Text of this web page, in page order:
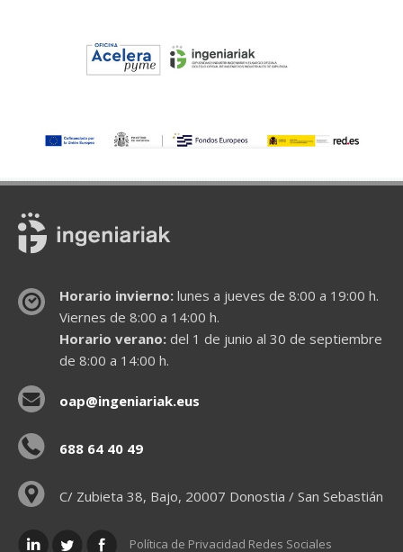
Horario invierno:lunes a jueves de 8:00 a 19:00 h.
Viernes de 8:00 a 14:00 h.
Horario verano:del 1 de junio al 30 de septiembre
de 8:00 a 14:00 h.
oap@ingeniariak.eus
688 64 40 49
C/ Zubieta 38, Bajo, 20007 Donostia / San Sebastián
Política de Privacidad Redes Sociales